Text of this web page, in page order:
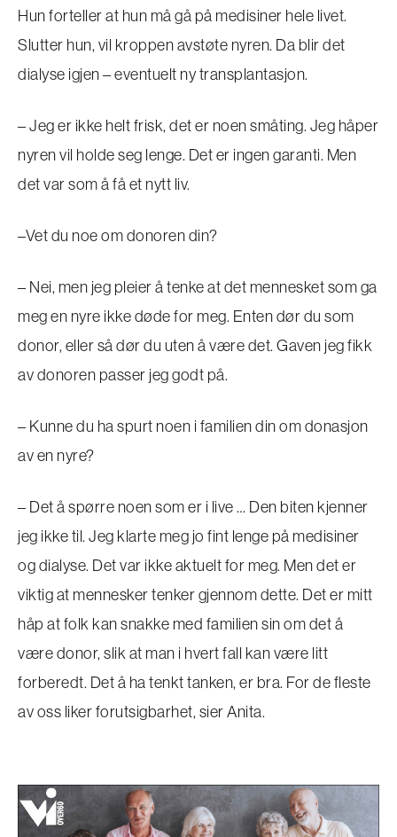
Hun forteller at hun må gå på medisiner hele livet.
Slutter hun, vil kroppen avstøte nyren. Da blir det
dialyse igjen – eventuelt ny transplantasjon.
– Jeg er ikke helt frisk, det er noen småting. Jeg håper
nyren vil holde seg lenge. Det er ingen garanti. Men
det var som å få et nytt liv.
–Vet du noe om donoren din?
– Nei, men jeg pleier å tenke at det mennesket som ga
meg en nyre ikke døde for meg. Enten dør du som
donor, eller så dør du uten å være det. Gaven jeg fikk
av donoren passer jeg godt på.
– Kunne du ha spurt noen i familien din om donasjon
av en nyre?
– Det å spørre noen som er i live … Den biten kjenner
jeg ikke til. Jeg klarte meg jo fint lenge på medisiner
og dialyse. Det var ikke aktuelt for meg. Men det er
viktig at mennesker tenker gjennom dette. Det er mitt
håp at folk kan snakke med familien sin om det å
være donor, slik at man i hvert fall kan være litt
forberedt. Det å ha tenkt tanken, er bra. For de fleste
av oss liker forutsigbarhet, sier Anita.